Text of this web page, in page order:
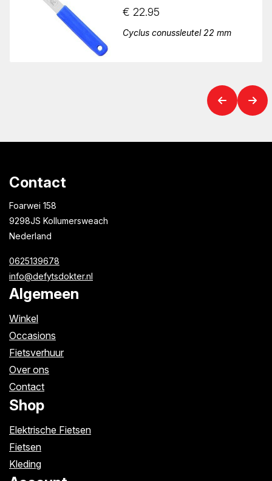
€ 22.95
Cyclus conussleutel 22 mm
Contact
Foarwei 158
9298JS Kollumersweach
Nederland
0625139678
info@defytsdokter.nl
Algemeen
Winkel
Occasions
Fietsverhuur
Over ons
Contact
Shop
Elektrische Fietsen
Fietsen
Kleding